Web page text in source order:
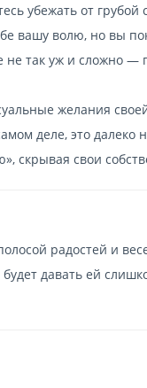
убежать от грубой
вашу волю, но вы
не так уж и сложно —
желания
деле, это далеко
скрывая свои
радостей и
давать ей